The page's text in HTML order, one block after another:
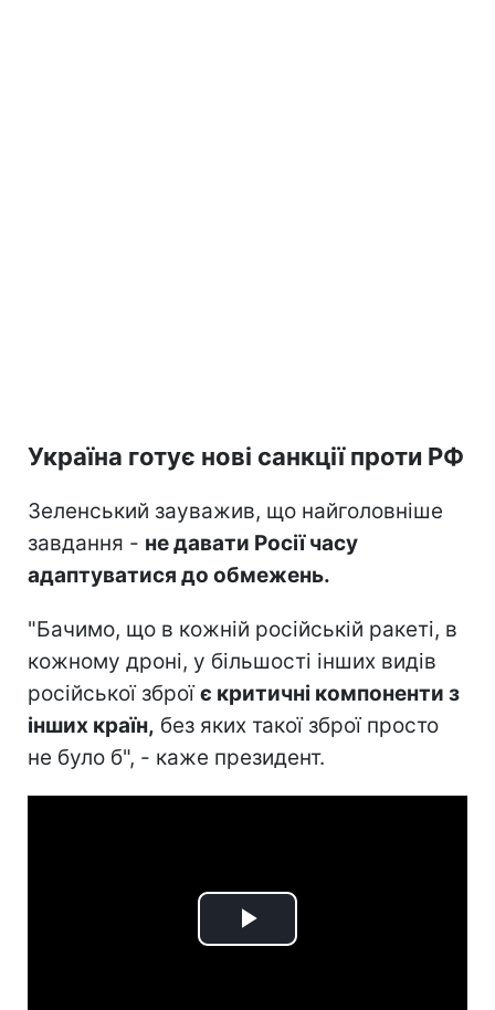
Україна готує нові санкції проти РФ
Зеленський зауважив, що найголовніше
завдання - не давати Росії часу
адаптуватися до обмежень.
"Бачимо, що в кожній російській ракеті, в
кожному дроні, у більшості інших видів
російської зброїє критичні компоненти з
інших країн, без яких такої зброї просто
не було б", - каже президент.
Play